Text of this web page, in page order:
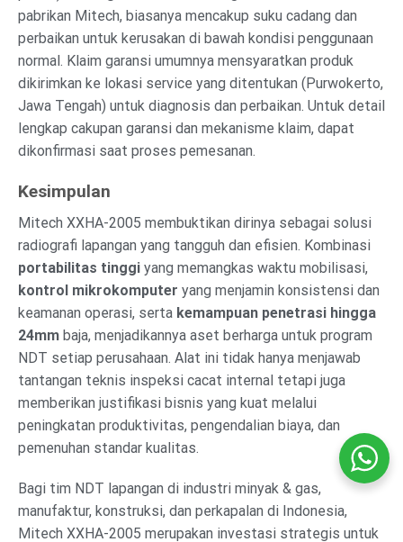
pabrikan Mitech, biasanya mencakup suku cadang dan
perbaikan untuk kerusakan di bawah kondisi penggunaan
normal. Klaim garansi umumnya mensyaratkan produk
dikirimkan ke lokasi service yang ditentukan (Purwokerto,
Jawa Tengah) untuk diagnosis dan perbaikan. Untuk detail
lengkap cakupan garansi dan mekanisme klaim, dapat
dikonfirmasi saat proses pemesanan.
Kesimpulan
Mitech XXHA-2005 membuktikan dirinya sebagai solusi
radiografi lapangan yang tangguh dan efisien. Kombinasi
portabilitas tinggi yang memangkas waktu mobilisasi,
kontrol mikrokomputer yang menjamin konsistensi dan
keamanan operasi, serta kemampuan penetrasi hingga
24mm baja, menjadikannya aset berharga untuk program
NDT setiap perusahaan. Alat ini tidak hanya menjawab
tantangan teknis inspeksi cacat internal tetapi juga
memberikan justifikasi bisnis yang kuat melalui
peningkatan produktivitas, pengendalian biaya, dan
pemenuhan standar kualitas.
Bagi tim NDT lapangan di industri minyak & gas,
manufaktur, konstruksi, dan perkapalan di Indonesia,
Mitech XXHA-2005 merupakan investasi strategis untuk